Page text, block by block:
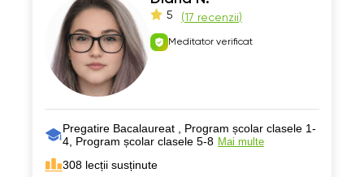
5 (17 recenzii)
Meditator verificat
Pregatire Bacalaureat , Program școlar clasele 1-
4, Program școlar clasele 5-8 Mai multe
308 lecții susținute